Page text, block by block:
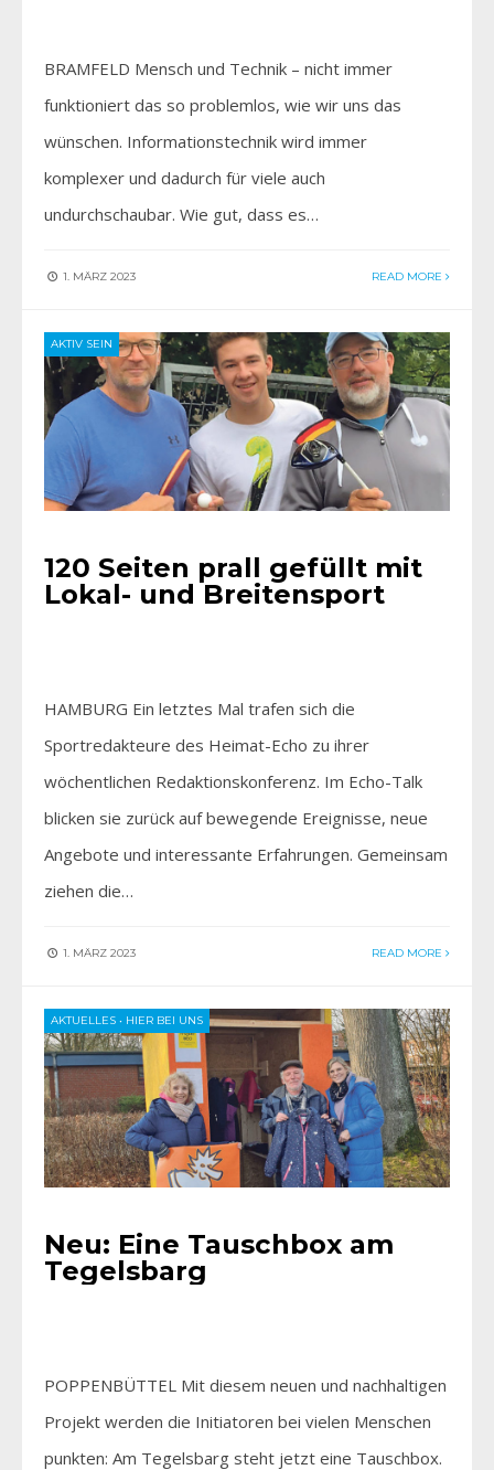
BRAMFELD Mensch und Technik – nicht immer
funktioniert das so problemlos, wie wir uns das
wünschen. Informationstechnik wird immer
komplexer und dadurch für viele auch
undurchschaubar. Wie gut, dass es…
1. MÄRZ 2023 READ MORE
AKTIV SEIN
120 Seiten prall gefüllt mit
Lokal- und Breitensport
HAMBURG Ein letztes Mal trafen sich die
Sportredakteure des Heimat-Echo zu ihrer
wöchentlichen Redaktionskonferenz. Im Echo-Talk
blicken sie zurück auf bewegende Ereignisse, neue
Angebote und interessante Erfahrungen. Gemeinsam
ziehen die…
1. MÄRZ 2023 READ MORE
AKTUELLES • HIER BEI UNS
Neu: Eine Tauschbox am
Tegelsbarg
POPPENBÜTTEL Mit diesem neuen und nachhaltigen
Projekt werden die Initiatoren bei vielen Menschen
punkten: Am Tegelsbarg steht jetzt eine Tauschbox.